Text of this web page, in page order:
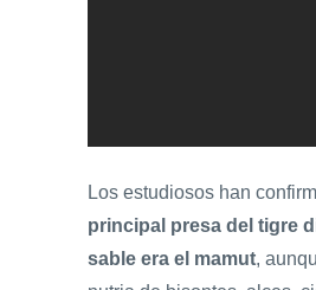
Los estudiosos han
principal presa del tigre
sable era el mamut,